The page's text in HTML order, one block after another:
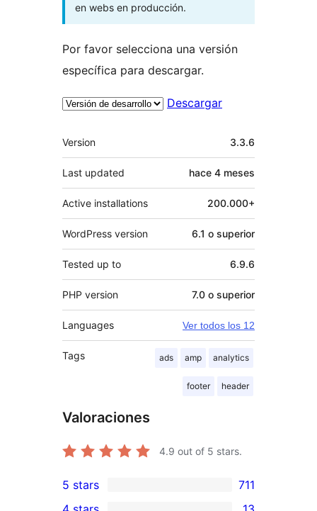
en webs en producción.
Por favor selecciona una versión
específica para descargar.
Descargar
Meta
Version 3.3.6
Last updated hace 4 meses
Active installations 200.000+
WordPress version 6.1 o superior
Tested up to 6.9.6
PHP version 7.0 o superior
Languages Ver todos los 12
Tags ads amp analytics
footer header
Valoraciones
4.9 out of 5 stars.
711
5 stars
711